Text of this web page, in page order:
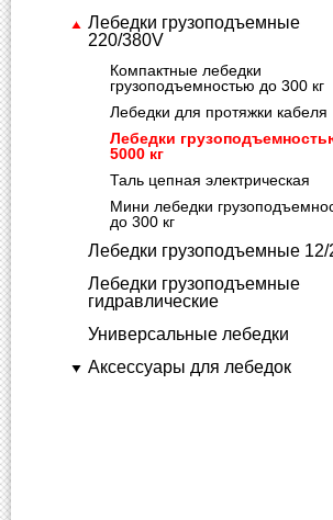
Лебедки грузоподъемные
220/380V
Компактные лебедки
грузоподъемностью до 300 кг
Лебедки для протяжки кабеля
Лебедки
5000 кг
Таль цепная электрическая
Мини лебедки
до 300 кг
Лебедки грузоподъемные 12/
Лебедки грузоподъемные
гидравлические
Универсальные лебедки
Аксессуары для лебедок